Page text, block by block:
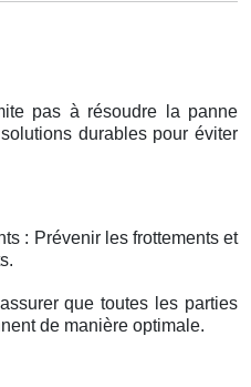
pas à résoudre la panne
durables pour éviter
: Prévenir les frottements et
que toutes les parties
de manière optimale.